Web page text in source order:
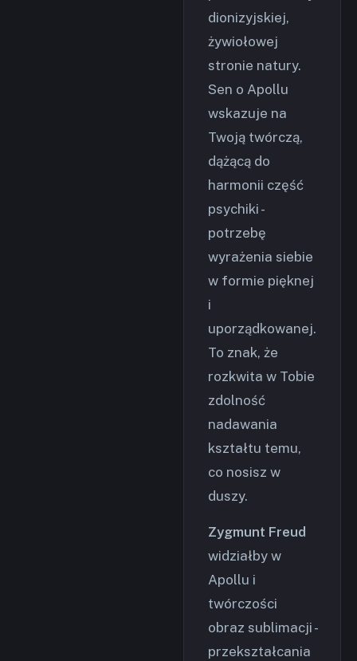
dionizyjskiej,
żywiołowej
stronie natury.
Sen o Apollu
wskazuje na
Twoją twórczą,
dążącą do
harmonii część
psychiki -
potrzebę
wyrażenia siebie
w formie pięknej
i
uporządkowanej.
To znak, że
rozkwita w Tobie
zdolność
nadawania
kształtu temu,
co nosisz w
duszy.
Zygmunt Freud
widziałby w
Apollu i
twórczości
obraz sublimacji -
przekształcania